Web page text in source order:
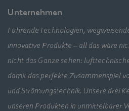
Unternehmen
Führende Technologien,
innovative Produkte – all das wäre
nicht das Ganze sehen:
damit das perfekte Zusammenspiel
und Strömungstechnik. Unsere drei
unseren Produkten in unmittelbarer